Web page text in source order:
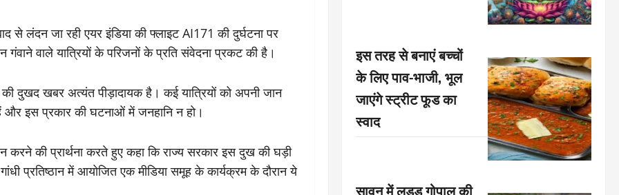
से लंदन जा रही एयर इंडिया की फ्लाइट AI171 की दुर्घटना पर
गंवाने वाले यात्रियों के परिजनों के प्रति संवेदना प्रकट की है।
दुखद खबर अत्यंत पीड़ादायक है। कई यात्रियों को अपनी जान
और इस प्रकार की घटनाओं में जनहानि न हो।
करने की प्रार्थना करते हुए कहा कि राज्य सरकार इस दुख की घड़ी
प्रतिष्ठान में आयोजित एक मीडिया समूह के कार्यक्रम के दौरान ये
इस तरह से बनाएं बच्चों
के लिए पाव-भाजी, भूल
जाएंगे स्ट्रीट फूड का
स्वाद
सावन में लड्डू गोपाल की